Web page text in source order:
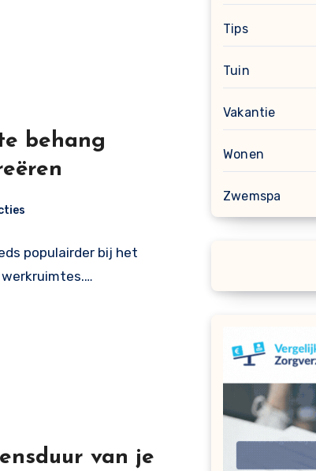
behang
populairder bij het
van je
Tips
Tuin
Vakantie
Wonen
Zwemspa